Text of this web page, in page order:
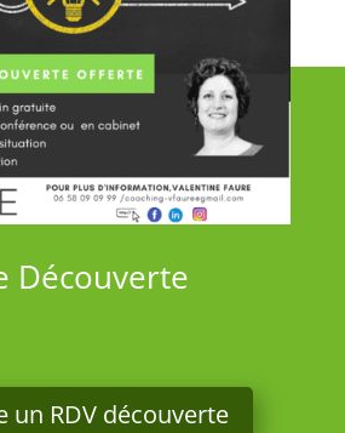
Découverte
un RDV découverte